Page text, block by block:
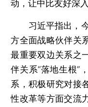
动，让中比友好深入
习近平指出，今
方全面战略伙伴关
最重要双边关系之
伴关系“落地生根”
系，积极研究对接
性改革等方面交流